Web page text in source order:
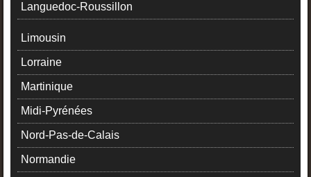
Languedoc-Roussillon
Limousin
Lorraine
Martinique
Midi-Pyrénées
Nord-Pas-de-Calais
Normandie